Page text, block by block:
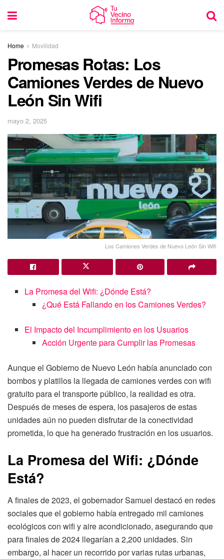
Home Movilidad
Promesas Rotas: Los
Camiones Verdes de Nuevo
León Sin Wifi
mayo 2, 2025
Los Camiones Verdes de Nuevo León Sin Wifi
La Promesa del Wifi: ¿Dónde Está?
¿Qué Está Fallando en los Camiones Verdes?
El Impacto del Incumplimiento en los Usuarios
Acción Urgente para Cumplir las Promesas
Aunque el Gobierno de Nuevo León había anunciado con
bombos y platillos la llegada de camiones verdes con wifi
gratuito para el transporte público, la realidad es otra.
Después de meses de espera, los pasajeros de estas
unidades aún no pueden disfrutar de la conectividad
prometida, lo que ha generado frustración en los usuarios.
La Promesa del Wifi: ¿Dónde
Está?
A finales de 2023, el gobernador Samuel destacó en redes
sociales que el gobierno había entregado mil camiones
ecológicos con wifi y aire acondicionado, asegurando que
para finales de 2024 llegarían a 2,200 unidades. Sin
embargo, al hacer un recorrido por varias rutas urbanas,